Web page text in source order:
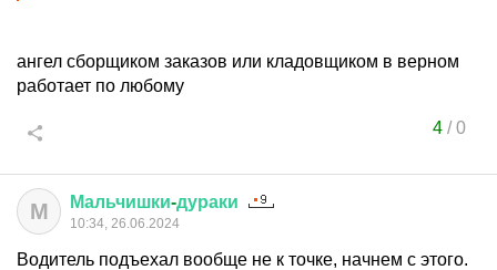
ангел сборщиком заказов или кладовщиком в верном
работает по любому
4/0
М Мальчишки-дураки
10:34, 26.06.2024
Водитель подъехал вообще не к точке, начнем с этого.